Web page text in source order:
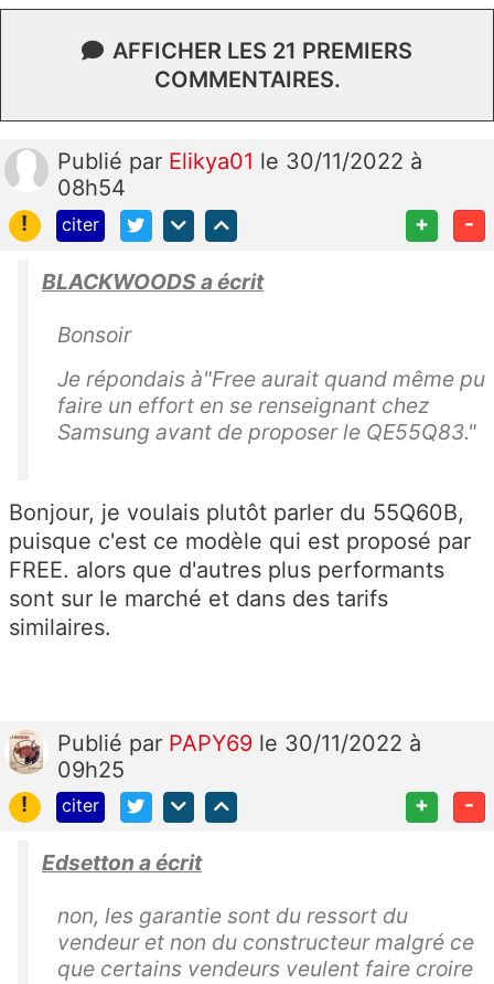
AFFICHER LES 21 PREMIERS
COMMENTAIRES.
Publié par Elikya01 le 30/11/2022 à
08h54
!
citer + -
BLACKWOODS a écrit
Bonsoir
Je répondais à"Free aurait quand même pu
faire un effort en se renseignant chez
Samsung avant de proposer le QE55Q83."
Bonjour, je voulais plutôt parler du 55Q60B,
puisque c'est ce modèle qui est proposé par
FREE. alors que d'autres plus performants
sont sur le marché et dans des tarifs
similaires.
Publié par PAPY69 le 30/11/2022 à
09h25
!
citer + -
Edsetton a écrit
non, les garantie sont du ressort du
vendeur et non du constructeur malgré ce
que certains vendeurs veulent faire croire